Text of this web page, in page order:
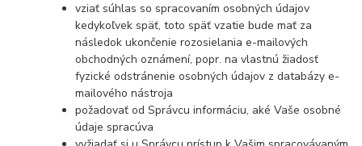
vziať súhlas so spracovaním osobných údajov
kedykoľvek späť, toto späť vzatie bude mať za
následok ukončenie rozosielania e-mailových
obchodných oznámení, popr. na vlastnú žiadosť
fyzické odstránenie osobných údajov z databázy e-
mailového nástroja
požadovať od Správcu informáciu, aké Vaše osobné
údaje spracúva